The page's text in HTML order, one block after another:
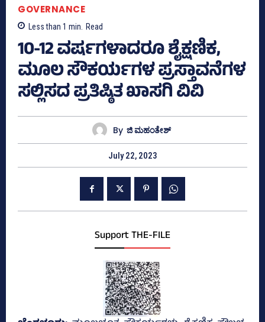
GOVERNANCE
Less than 1 min. Read
10-12 ವರ್ಷಗಳಾದರೂ ಶೈಕ್ಷಣಿಕ,
ಮೂಲ ಸೌಕರ್ಯಗಳ ಪ್ರಸ್ತಾವನೆಗಳ
ಸಲ್ಲಿಸದ ಪ್ರತಿಷ್ಠಿತ ಖಾಸಗಿ ವಿವಿ
By ಜಿ ಮಹಂತೇಶ್
July 22, 2023
Support THE-FILE